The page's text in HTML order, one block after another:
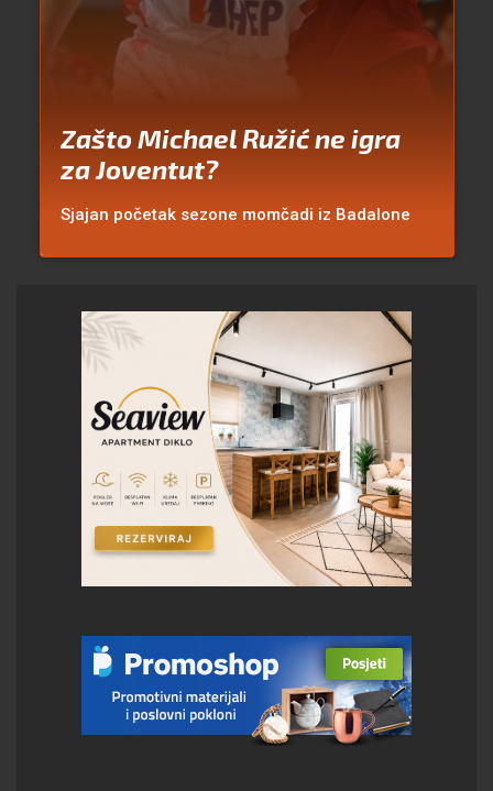
Zašto Michael Ružić ne igra
za Joventut?
Sjajan početak sezone momčadi iz Badalone